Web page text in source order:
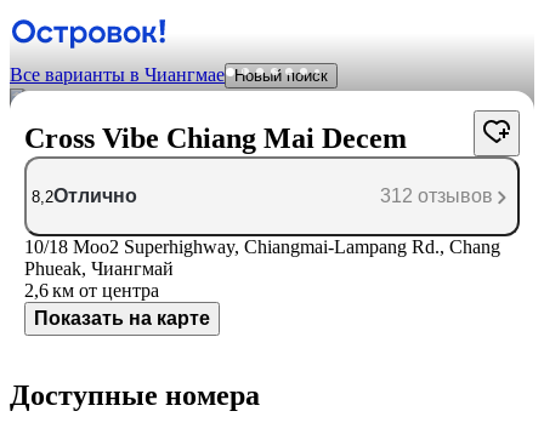
Все варианты в Чиангмае Новый поиск
Cross Vibe Chiang Mai Decem
8,2Отлично 312 отзывов
10/18 Moo2 Superhighway, Chiangmai-Lampang Rd., Chang
Phueak, Чиангмай
2,6 км от центра
Показать на карте
Доступные номера